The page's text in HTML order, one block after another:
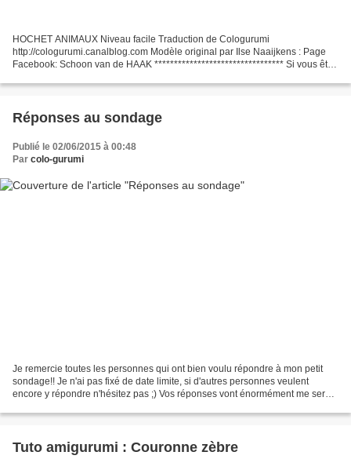
HOCHET ANIMAUX Niveau facile Traduction de Cologurumi
http://cologurumi.canalblog.com Modèle original par Ilse Naaijkens : Page
Facebook: Schoon van de HAAK ********************************* Si vous êtes
Réponses au sondage
Publié le 02/06/2015 à 00:48
Par colo-gurumi
Je remercie toutes les personnes qui ont bien voulu répondre à mon petit
sondage!! Je n'ai pas fixé de date limite, si d'autres personnes veulent
encore y répondre n'hésitez pas ;) Vos réponses vont énormément me servir
Tuto amigurumi : Couronne zèbre